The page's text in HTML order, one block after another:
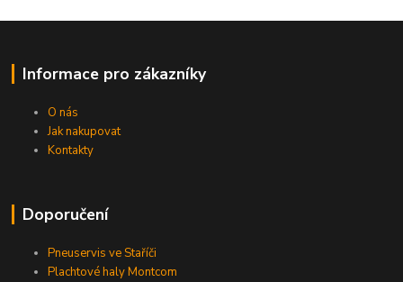
Informace pro zákazníky
O nás
Jak nakupovat
Kontakty
Doporučení
Pneuservis ve Staříči
Plachtové haly Montcom